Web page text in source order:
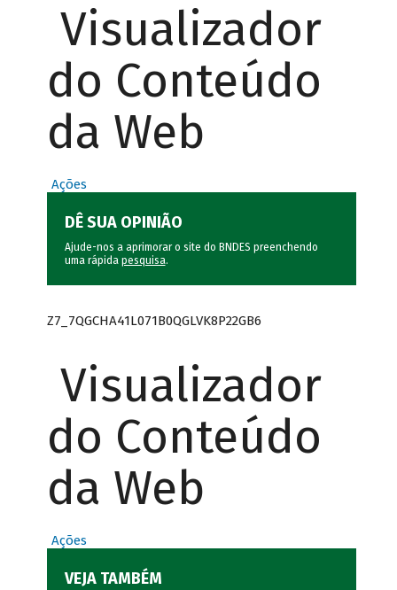
Visualizador
do Conteúdo
da Web
Ações
DÊ SUA OPINIÃO
Ajude-nos a aprimorar o site do BNDES preenchendo
uma rápida pesquisa.
Z7_7QGCHA41L071B0QGLVK8P22GB6
Visualizador
do Conteúdo
da Web
Ações
VEJA TAMBÉM